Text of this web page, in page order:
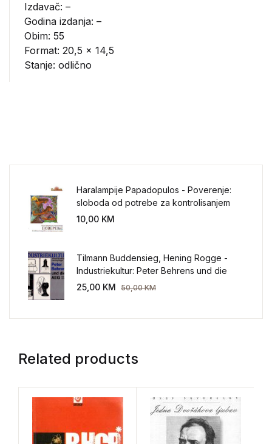
Izdavač: –
Godina izdanja: –
Obim: 55
Format: 20,5 x 14,5
Stanje: odlično
Haralampije Papadopulos - Poverenje:
sloboda od potrebe za kontrolisanjem
sveta
10,00 KM
Tilmann Buddensieg, Hening Rogge -
Industriekultur: Peter Behrens und die
AEG 1907-1914.
25,00 KM 50,00KM
Related products